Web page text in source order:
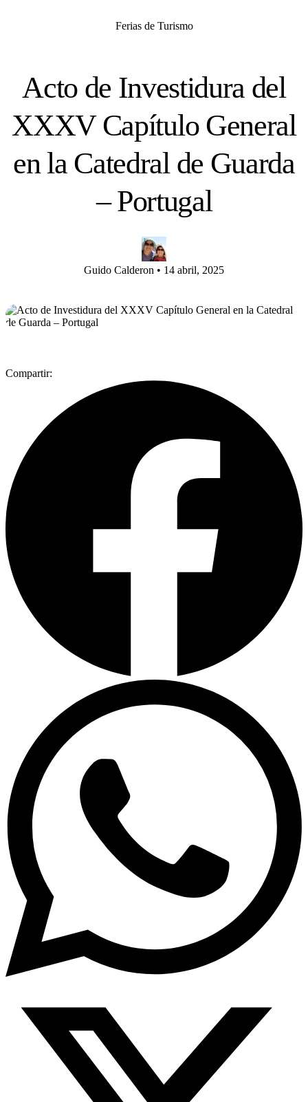
Ferias de Turismo
Acto de Investidura del
XXXV Capítulo General
en la Catedral de Guarda
– Portugal
Guido Calderon • 14 abril, 2025
Compartir: